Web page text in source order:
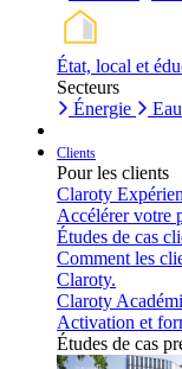
État, local et
Secteurs
Énergie
Clients
Pour les clients
Claroty
Accélérer votre
Études de cas
Comment les
Claroty.
Claroty
Activation et
Études de cas